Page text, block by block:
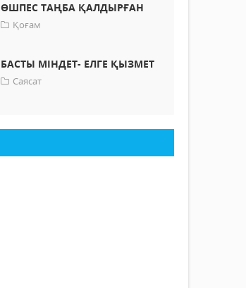
ӨШПЕС ТАҢБА ҚАЛДЫРҒАН
Қоғам
БАСТЫ МІНДЕТ- ЕЛГЕ ҚЫЗМЕТ
Саясат